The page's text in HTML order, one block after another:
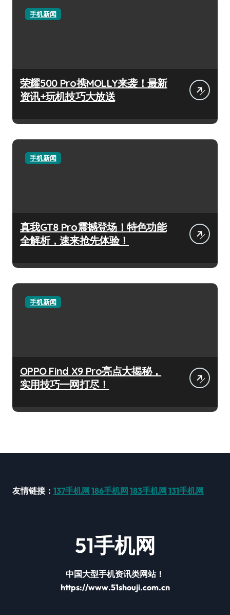
手机新闻
荣耀500 Pro携MOLLY来袭！最新
资讯+玩机技巧大放送
手机新闻
真我GT8 Pro震撼登场！特色功能
全解析，速来抢先体验！
手机新闻
OPPO Find X9 Pro亮点大揭秘，
实用技巧一网打尽！
友情链接： 137手机网 186手机网 183手机网 131手机网
51手机网
中国大型手机资讯类网站！
https://www.51shouji.com.cn